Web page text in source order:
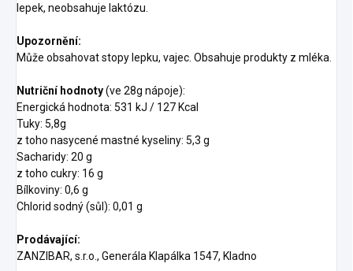
lepek, neobsahuje laktózu.
Upozornění:
Může obsahovat stopy lepku, vajec. Obsahuje produkty z mléka.
Nutriční hodnoty(ve 28g nápoje):
Energická hodnota: 531 kJ / 127 Kcal
Tuky: 5,8g
z toho nasycené mastné kyseliny: 5,3 g
Sacharidy: 20 g
z toho cukry: 16 g
Bílkoviny: 0,6 g
Chlorid sodný (sůl): 0,01 g
Prodávající:
ZANZIBAR, s.r.o., Generála Klapálka 1547, Kladno